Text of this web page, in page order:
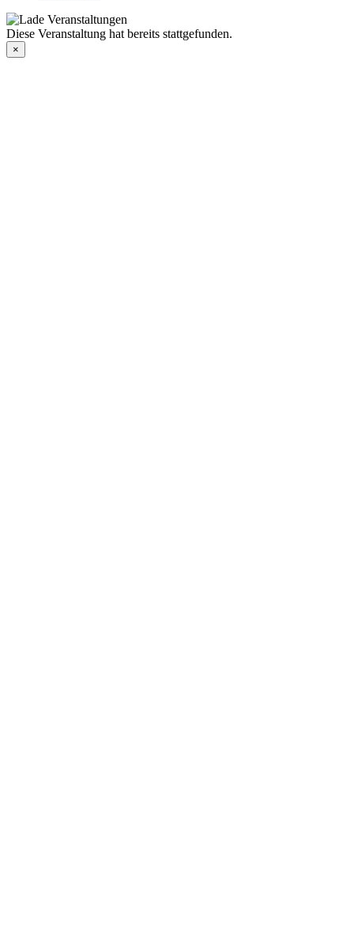
Diese Veranstaltung hat bereits stattgefunden.
×